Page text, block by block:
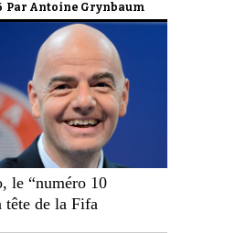
Par Antoine Grynbaum
le “numéro 10
tête de la Fifa